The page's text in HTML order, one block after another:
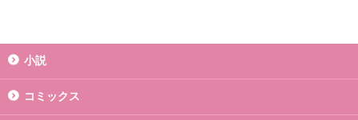
小説
コミックス